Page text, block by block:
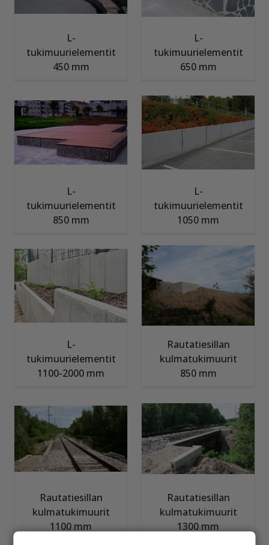
L-
tukimuurielementit
450 mm
L-
tukimuurielementit
650 mm
L-
tukimuurielementit
850 mm
L-
tukimuurielementit
1050 mm
L-
tukimuurielementit
1100-2000 mm
Rautatiesillan
kulmatukimuurit
850 mm
Rautatiesillan
kulmatukimuurit
1100 mm
Rautatiesillan
kulmatukimuurit
1300 mm